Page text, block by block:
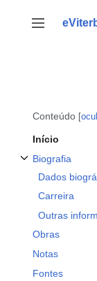
para
Alternar
Conteúdo
Início
Biografia
Dados
Carreira
Outras
Obras
Notas
Fontes